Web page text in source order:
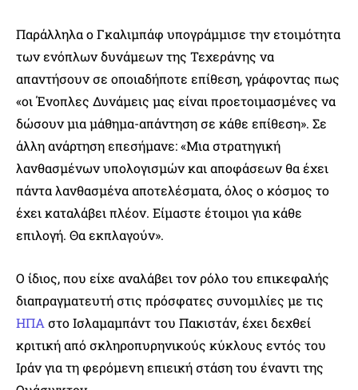
Παράλληλα ο Γκαλιμπάφ υπογράμμισε την ετοιμότητα
των ενόπλων δυνάμεων της Τεχεράνης να
απαντήσουν σε οποιαδήποτε επίθεση, γράφοντας πως
«οι Ένοπλες Δυνάμεις μας είναι προετοιμασμένες να
δώσουν μια μάθημα-απάντηση σε κάθε επίθεση». Σε
άλλη ανάρτηση επεσήμανε: «Μια στρατηγική
λανθασμένων υπολογισμών και αποφάσεων θα έχει
πάντα λανθασμένα αποτελέσματα, όλος ο κόσμος το
έχει καταλάβει πλέον. Είμαστε έτοιμοι για κάθε
επιλογή. Θα εκπλαγούν».
Ο ίδιος, που είχε αναλάβει τον ρόλο του επικεφαλής
διαπραγματευτή στις πρόσφατες συνομιλίες με τις
ΗΠΑ στο Ισλαμαμπάντ του Πακιστάν, έχει δεχθεί
κριτική από σκληροπυρηνικούς κύκλους εντός του
Ιράν για τη φερόμενη επιεική στάση του έναντι της